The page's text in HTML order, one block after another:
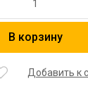
В корзину
Добавить к